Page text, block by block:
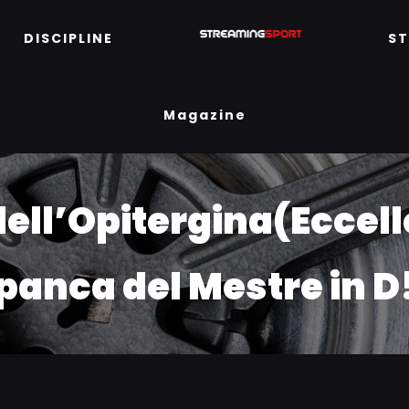
DISCIPLINE
Magazine
del Mestre in